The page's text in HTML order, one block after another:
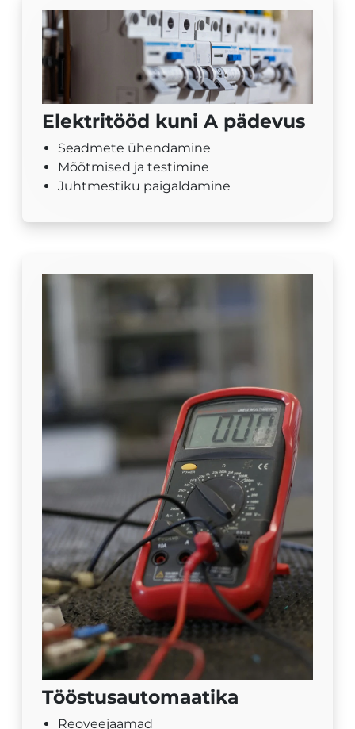
Elektritööd kuni A pädevus
Seadmete ühendamine
Mõõtmised ja testimine
Juhtmestiku paigaldamine
Tööstusautomaatika
Reoveejaamad